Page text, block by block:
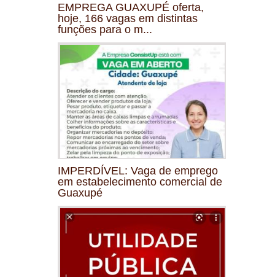
EMPREGA GUAXUPÉ oferta,
hoje, 166 vagas em distintas
funções para o m...
IMPERDÍVEL: Vaga de emprego
em estabelecimento comercial de
Guaxupé